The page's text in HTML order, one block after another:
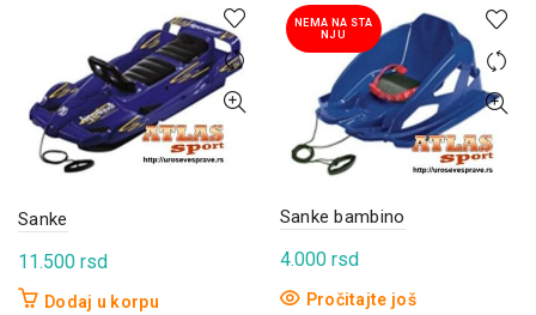
Sanke
11.500 rsd
Dodaj u korpu
NEMA NA STA
NJU
Sanke bambino
4.000 rsd
Pročitajte još